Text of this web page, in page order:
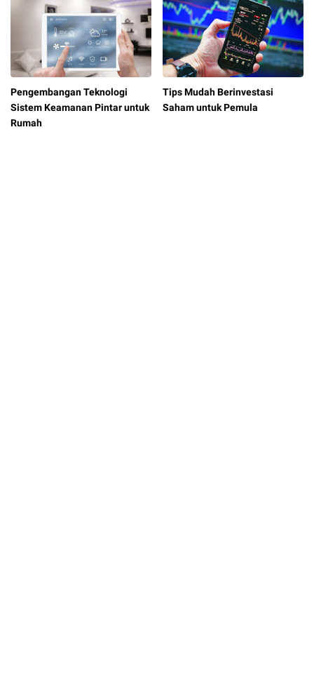
Pengembangan Teknologi
Sistem Keamanan Pintar untuk
Rumah
Tips Mudah Berinvestasi
Saham untuk Pemula